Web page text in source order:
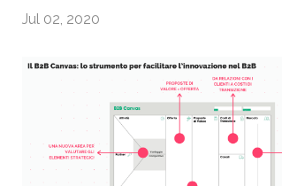
Jul 02, 2020